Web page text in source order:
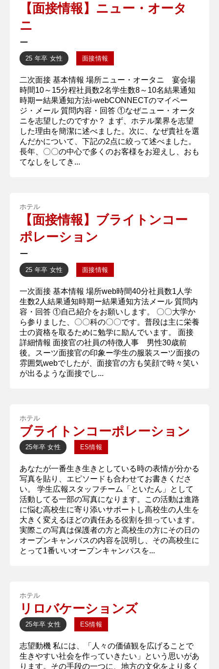
【面接情報】ニュー・オータ
ニ
ー
25 年卒 女性 面接情報
二次面接 基本情報 場所ニュー・オータニ 宴会場
時間10～15分程社員数2名学生数8～10名結果通知
時期ー結果通知方法i-webCONNECTのマイペー
ジ・メール 質問内容・回答 ①なぜニュー・オータ
ニを志望したのですか？ まず、ホテル業界を志望
した理由を簡潔に述べました。次に、なぜ貴社を選
んだかについて、下記の2点に絞って述べました。
長年、〇〇の中心で多くのお客様をお迎えし、おも
てなしをしてき...
ホテル
【面接情報】ブライトンコー
ポレーション
ー
25 年卒 女性 面接情報
一次面接 基本情報 場所web時間40分社員数1人学
生数2人結果通知時期ー結果通知方法メール 質問内
容・回答 ①自己紹介をお願いします。 〇〇大学か
ら参りました、〇〇科の〇〇です。普段は主に栄養
士の資格を取るために勉学に励んでいます。 面接
詳細情報 面接官の社員の特徴人事 男性30歳前
後。スーツ面接官の印象ー学生の服装スーツ面接の
雰囲気webでしたが、面接官の方も笑顔で時々笑い
が出るような面接でし...
ホテル
ブライトンコーポレーション
25年卒 女性 ES情報
あなたが一番生き生きとしている時の表情が分かる
写真を貼り、エピソードも合わせてお書きくださ
い。 学生広報スタッフチーム「といたん」として
活動してる一部の写真になります。この活動は進路
に悩む高校生に寄り添いサポートし高校生の人生を
大きく変えるほどの責任ある役割を担っています。
実際この写真は保護者の方と高校生の方にその日の
オープンキャンパスの内容を説明し、その高校生に
とって1番いいオープンキャンパスを...
ホテル
リロバケーションズ
25年卒 女性 ES情報
志望動機 私には、「人々の価値観を広げることで
生きやすい社会を作っていきたい」という思いがあ
ります。その手段の一つに、地方の文化をより多く